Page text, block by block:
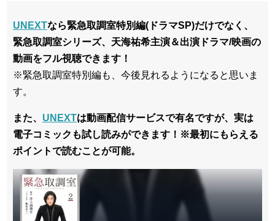
UNEXTなら緊急取調室特別編(ドラマSP)だけでなく、
緊急取調室シリーズ、天海祐希主演＆出演ドラマ/映画の
動画をフル視聴できます！
※緊急取調室特別編も、今後見れるようになると思いま
す。
また、 UNEXTは動画配信サービスで有名ですが、実は
電子コミックも試し読みができます！※最初にもらえる
ポイントで読むことが可能。